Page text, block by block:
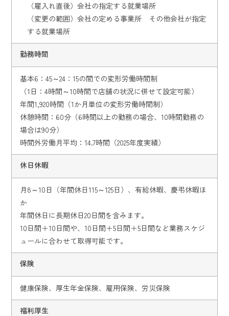
（雇入れ直後）会社の指定する就業場所
（変更の範囲）会社の定める事業所 その他会社が指定
する就業場所
勤務時間
基本6：45～24：15の間での変形労働時間制
（1日：4時間～10時間で店舗の状況に併せて設定可能）
年間1,920時間（1か月単位の変形労働時間制）
休憩時間：60分（6時間以上の勤務の場合、10時間勤務の
場合は90分）
時間外労働月平均：14.7時間（2025年度実績）
休日休暇
月8～10日（年間休日115～125日）、有給休暇、慶弔休暇ほ
か
年間休日に長期休日20日間を含みます。
10日間＋10日間や、10日間＋5日間＋5日間など業務スケジ
ュールに合わせて取得可能です。
保険
健康保険、厚生年金保険、雇用保険、労災保険
福利厚生